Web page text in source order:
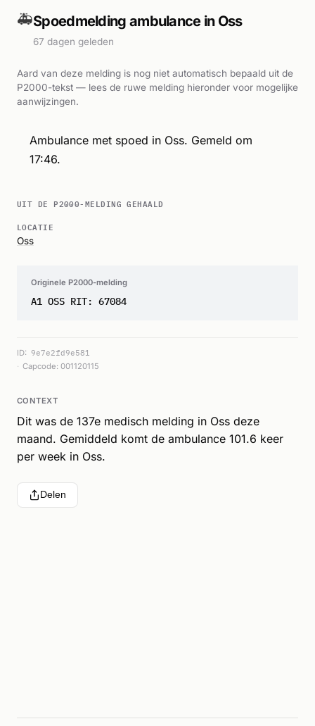
🚑Spoedmelding ambulance in Oss
67 dagen geleden
Aard van deze melding is nog niet automatisch bepaald uit de
P2000-tekst — lees de ruwe melding hieronder voor mogelijke
aanwijzingen.
Ambulance met spoed in Oss. Gemeld om
17:46.
UIT DE P2000-MELDING GEHAALD
LOCATIE
Oss
Originele P2000-melding
A1 OSS RIT: 67084
ID: 9e7e2fd9e581
Capcode: 001120115
CONTEXT
Dit was de 137e medisch melding in Oss deze
maand. Gemiddeld komt de ambulance 101.6 keer
per week in Oss.
Delen